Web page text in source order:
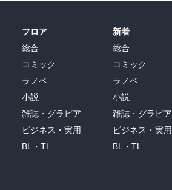
フロア
総合
コミック
ラノベ
小説
雑誌・グラビア
ビジネス・実用
BL・TL
新着
総合
コミック
ラノベ
小説
雑誌・グラビア
ビジネス・実用
BL・TL